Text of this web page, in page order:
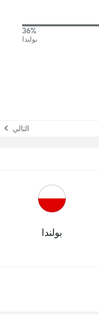
36%
بولندا
التالي
بولندا